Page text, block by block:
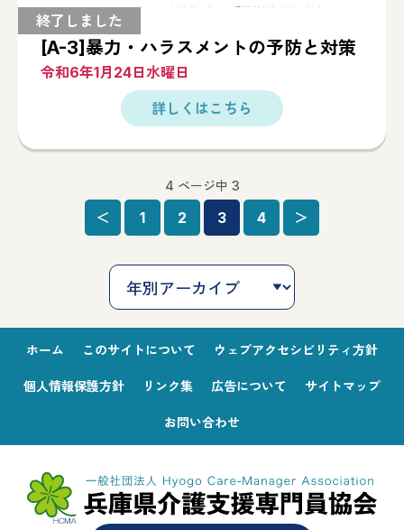
[A-3]暴力・ハラスメントの予防と対策
令和6年1月24日水曜日
4 ページ中 3
＜ 1 2 3 4 ＞
ホーム このサイトについて ウェブアクセシビリティ方針
個人情報保護方針 リンク集 広告について サイトマップ
お問い合わせ